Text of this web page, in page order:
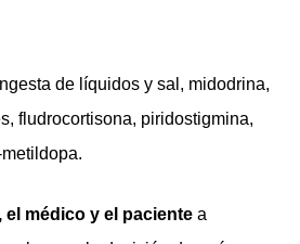
de líquidos y sal, midodrina,
fludrocortisona, piridostigmina,
el médico y el paciente a